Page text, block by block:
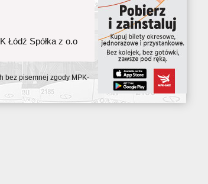
Łódź Spółka z o.o
bez pisemnej zgody MPK-